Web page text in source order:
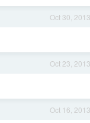
Oct 30, 2013
Oct 23, 2013
Oct 16, 2013